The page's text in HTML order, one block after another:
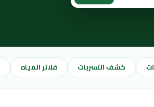
كشف التسربات فلاتر المياه